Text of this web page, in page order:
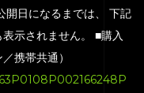
日になるまでは、 下記
示されません。 ■購入
携帯共通）